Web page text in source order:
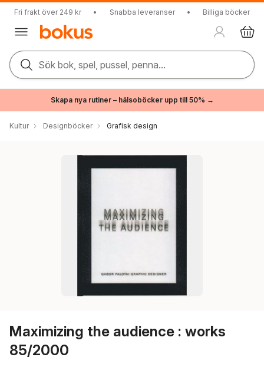
Fri frakt över 249 kr • Snabba leveranser • Billiga böcker
Sök bok, spel, pussel, penna...
Skapa nya rutiner – hälsoböcker upp till 50% →
Kultur Designböcker Grafisk design
Maximizing the audience : works
85/2000